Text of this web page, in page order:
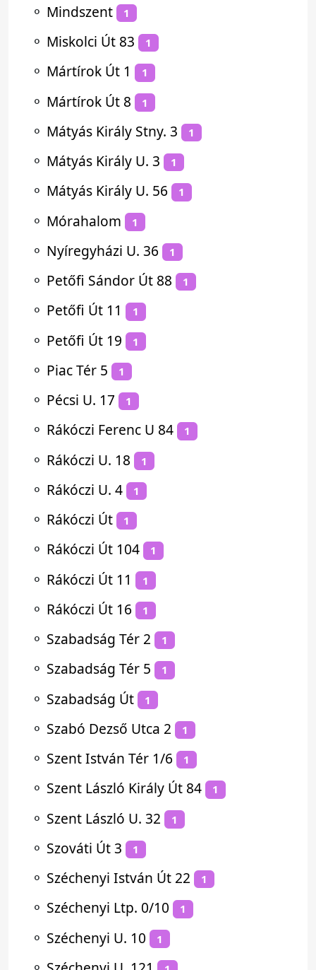
⚬ Mindszent 1
⚬ Miskolci Út 83 1
⚬ Mártírok Út 1 1
⚬ Mártírok Út 8 1
⚬ Mátyás Király Stny. 3 1
⚬ Mátyás Király U. 3 1
⚬ Mátyás Király U. 56 1
⚬ Mórahalom 1
⚬ Nyíregyházi U. 36 1
⚬ Petőfi Sándor Út 88 1
⚬ Petőfi Út 11 1
⚬ Petőfi Út 19 1
⚬ Piac Tér 5 1
⚬ Pécsi U. 17 1
⚬ Rákóczi Ferenc U 84 1
⚬ Rákóczi U. 18 1
⚬ Rákóczi U. 4 1
⚬ Rákóczi Út 1
⚬ Rákóczi Út 104 1
⚬ Rákóczi Út 11 1
⚬ Rákóczi Út 16 1
⚬ Szabadság Tér 2 1
⚬ Szabadság Tér 5 1
⚬ Szabadság Út 1
⚬ Szabó Dezső Utca 2 1
⚬ Szent István Tér 1/6 1
⚬ Szent László Király Út 84 1
⚬ Szent László U. 32 1
⚬ Szováti Út 3 1
⚬ Széchenyi István Út 22 1
⚬ Széchenyi Ltp. 0/10 1
⚬ Széchenyi U. 10 1